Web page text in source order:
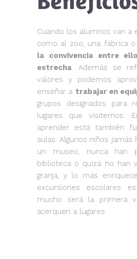
Cuando los alumnos van a
como al zoo, una fábrica
la convivencia entre
estrecha. Además se
valores y podemos
enseñar a trabajar en
grupos designados para
lugares que visitemos.
aprender está también
aulas. Algunos niños jamás
un museo, nunca han
biblioteca o quizá no han
granja, y lo más
excursiones escolares
mucho será la primera
acerquen a lugares.